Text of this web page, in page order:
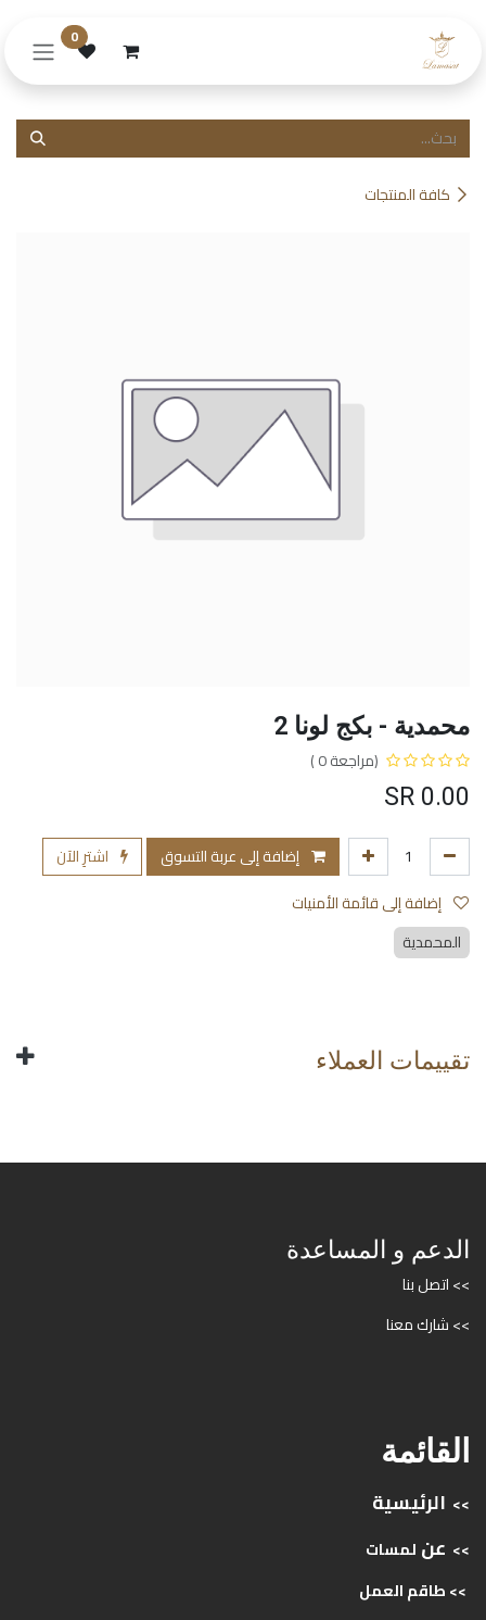
0
كافة المنتجات
محمدية - بكج لونا 2
(مراجعة 0 )
0.00
إضافة إلى عربة التسوق
اشترِ الآن
المحمدية
تقييمات العملاء
الدعم و المساعدة
>> اتصل بنا
>> شارك معنا
القائمة
>> الرئيسية
>> عن لمسات
>> طاقمالعمل